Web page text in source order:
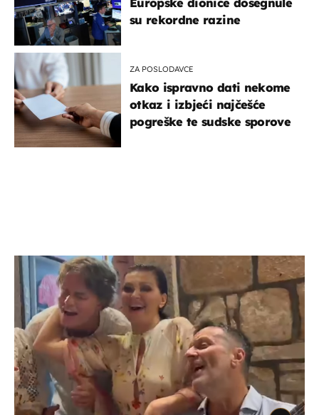
Europske dionice dosegnule
su rekordne razine
ZA POSLODAVCE
Kako ispravno dati nekome
otkaz i izbjeći najčešće
pogreške te sudske sporove